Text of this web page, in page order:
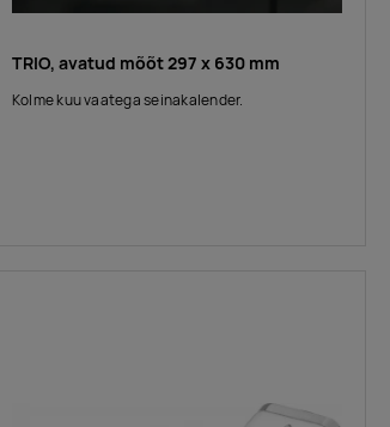
TRIO, avatud mõõt 297 x 630 mm
Kolme kuu vaatega seinakalender.